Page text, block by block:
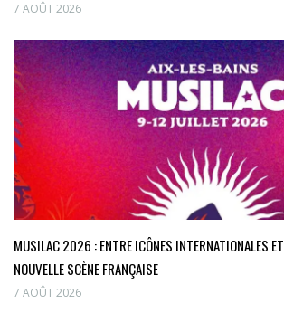
7 AOÛT 2026
MUSILAC 2026 : ENTRE ICÔNES INTERNATIONALES ET
NOUVELLE SCÈNE FRANÇAISE
7 AOÛT 2026